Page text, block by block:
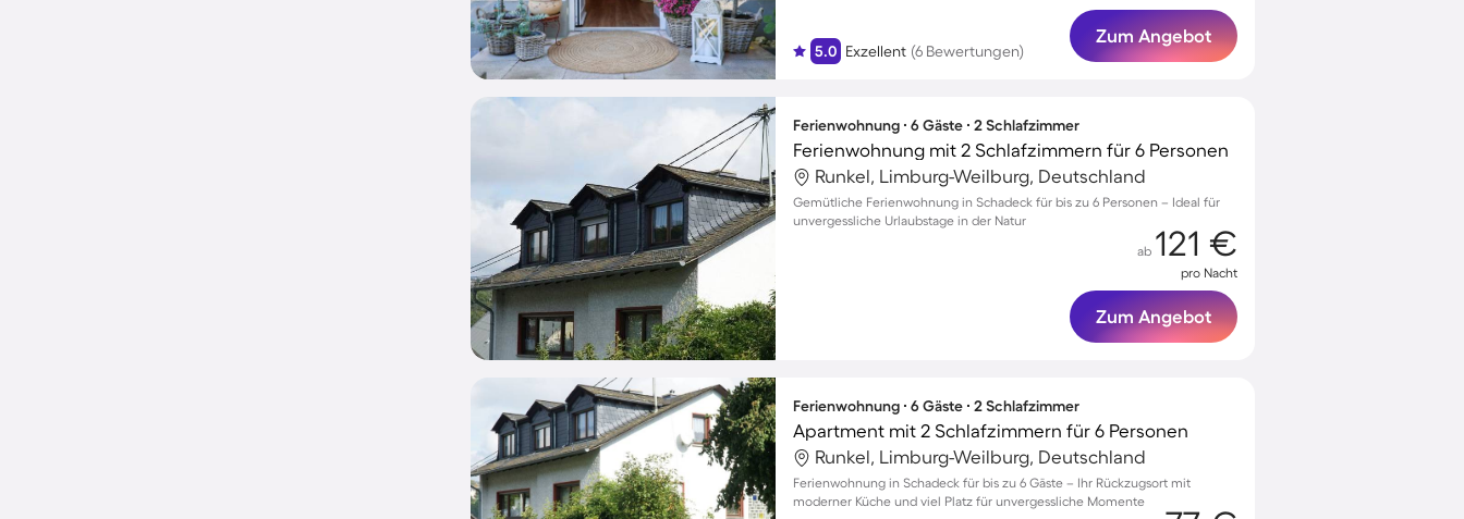
5.0 Exzellent (6 Bewertungen)
Zum Angebot
Ferienwohnung ∙ 6 Gäste ∙ 2 Schlafzimmer
Ferienwohnung mit 2 Schlafzimmern für 6 Personen
Runkel, Limburg-Weilburg, Deutschland
Gemütliche Ferienwohnung in Schadeck für bis zu 6 Personen – Ideal für
unvergessliche Urlaubstage in der Natur
ab 121 €
pro Nacht
Zum Angebot
Ferienwohnung ∙ 6 Gäste ∙ 2 Schlafzimmer
Apartment mit 2 Schlafzimmern für 6 Personen
Runkel, Limburg-Weilburg, Deutschland
Ferienwohnung in Schadeck für bis zu 6 Gäste – Ihr Rückzugsort mit
moderner Küche und viel Platz für unvergessliche Momente